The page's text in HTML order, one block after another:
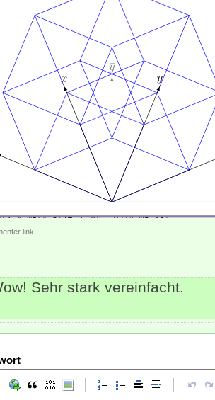
link
Sehr stark vereinfacht.